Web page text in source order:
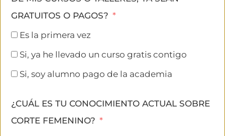
GRATUITOS O PAGOS?
Es la primera vez
Si, ya he llevado un curso gratis contigo
Si, soy alumno pago de la academia
¿CUÁL ES TU CONOCIMIENTO ACTUAL SOBRE
CORTE FEMENINO?